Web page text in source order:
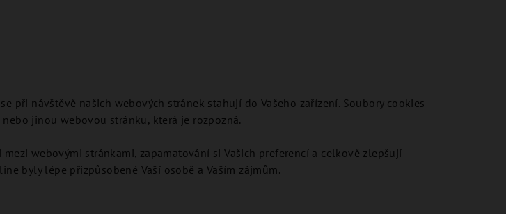
při návštěvě našich webových stránek stahují do Vašeho zařízení. Soubory cookies
jinou webovou stránku, která je rozpozná.
webovými stránkami, zapamatování si Vašich preferencí a celkově zlepšují
byly lépe přizpůsobené Vaší osobě a Vaším zájmům.